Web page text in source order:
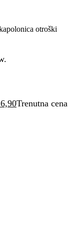
otroški
Trenutna cena